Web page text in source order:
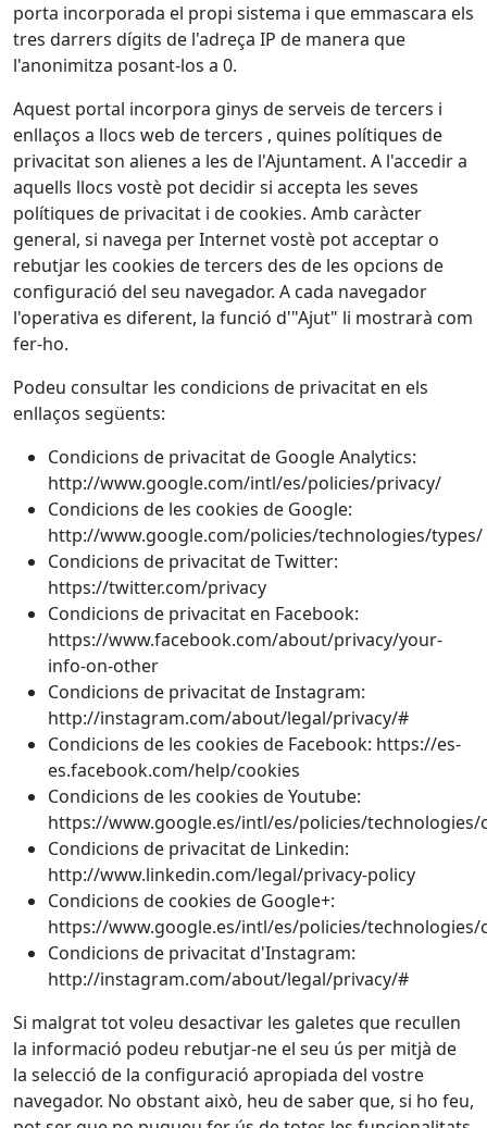
porta incorporada el propi sistema i que emmascara els
tres darrers dígits de l'adreça IP de manera que
l'anonimitza posant-los a 0.
Aquest portal incorpora ginys de serveis de tercers i
enllaços a llocs web de tercers , quines polítiques de
privacitat son alienes a les de l'Ajuntament. A l'accedir a
aquells llocs vostè pot decidir si accepta les seves
polítiques de privacitat i de cookies. Amb caràcter
general, si navega per Internet vostè pot acceptar o
rebutjar les cookies de tercers des de les opcions de
configuració del seu navegador. A cada navegador
l'operativa es diferent, la funció d'"Ajut" li mostrarà com
fer-ho.
Podeu consultar les condicions de privacitat en els
enllaços següents:
Condicions de privacitat de Google Analytics:
http://www.google.com/intl/es/policies/privacy/
Condicions de les cookies de Google:
http://www.google.com/policies/technologies/types/
Condicions de privacitat de Twitter:
https://twitter.com/privacy
Condicions de privacitat en Facebook:
https://www.facebook.com/about/privacy/your-
info-on-other
Condicions de privacitat de Instagram:
http://instagram.com/about/legal/privacy/#
Condicions de les cookies de Facebook: https://es-
es.facebook.com/help/cookies
Condicions de les cookies de Youtube:
https://www.google.es/intl/es/policies/technologies/
Condicions de privacitat de Linkedin:
http://www.linkedin.com/legal/privacy-policy
Condicions de cookies de Google+:
https://www.google.es/intl/es/policies/technologies/
Condicions de privacitat d'Instagram:
http://instagram.com/about/legal/privacy/#
Si malgrat tot voleu desactivar les galetes que recullen
la informació podeu rebutjar-ne el seu ús per mitjà de
la selecció de la configuració apropiada del vostre
navegador. No obstant això, heu de saber que, si ho feu,